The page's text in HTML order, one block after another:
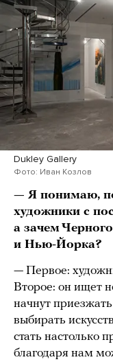
Dukley Gallery
Фото: Иван Козлов
— Я понимаю,
художники с
а зачем
и Нью-Йорка?
— Первое:
Второе: он ищет
начнут
выбирать
стать настолько
благодаря нам